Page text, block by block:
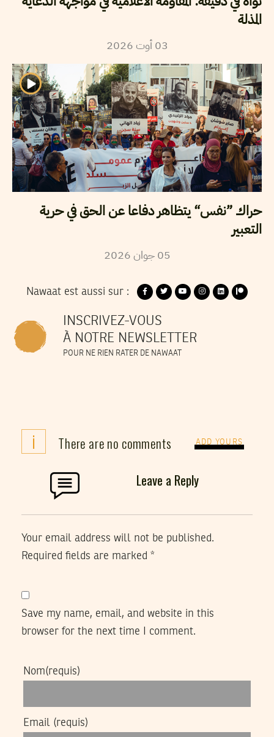
المذلة
03 أوت2026
حراك ”نفس“ يتظاهر دفاعا عن الحق في حرية
التعبير
05 جوان2026
Nawaat est aussi sur :
INSCRIVEZ-VOUS
À NOTRE NEWSLETTER
POUR NE RIEN RATER DE NAWAAT
i There are no comments ADD YOURS
Leave a Reply
Your email address will not be published.
Required fields are marked *
Save my name, email, and website in this
browser for the next time I comment.
Nom(requis)
Email (requis)